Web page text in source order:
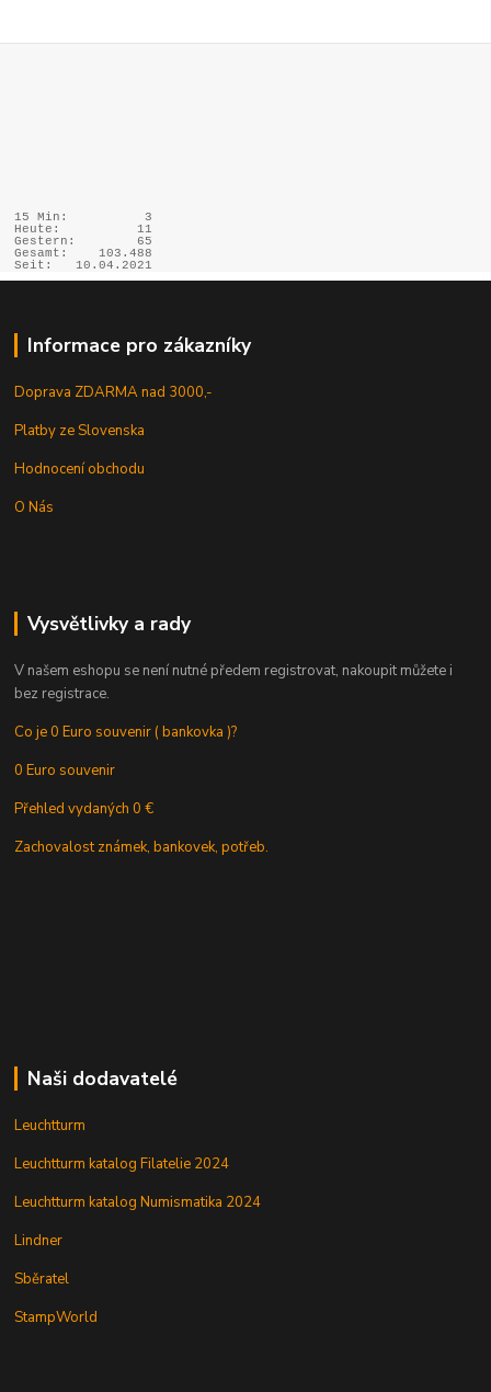
15 Min:
3
Heute:
11
Gestern:
65
Gesamt:
103.488
Seit:
10.04.2021
Informace pro zákazníky
Doprava ZDARMA nad 3000,-
Platby ze Slovenska
Hodnocení obchodu
O Nás
Vysvětlivky a rady
V našem eshopu se není nutné předem registrovat, nakoupit můžete i
bez registrace.
Co je 0 Euro souvenir ( bankovka )?
0 Euro souvenir
Přehled vydaných 0 €
Zachovalost známek, bankovek, potřeb.
Naši dodavatelé
Leuchtturm
Leuchtturm katalog Filatelie 2024
Leuchtturm katalog Numismatika 2024
Lindner
Sběratel
StampWorld